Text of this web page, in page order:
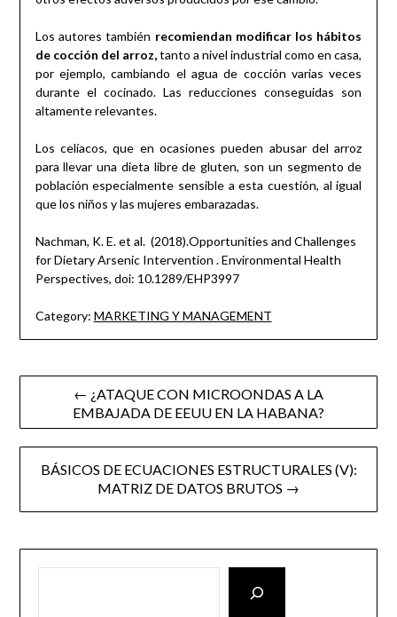
Los autores también recomiendan modificar los hábitos
de cocción del arroz,tanto a nivel industrial como en casa,
por ejemplo, cambiando el agua de cocción varias veces
durante el cocinado. Las reducciones conseguidas son
altamente relevantes.
Los celíacos, que en ocasiones pueden abusar del arroz
para llevar una dieta libre de gluten, son un segmento de
población especialmente sensible a esta cuestión, al igual
que los niños y las mujeres embarazadas.
Nachman, K. E. et al. (2018).Opportunities and Challenges
for Dietary Arsenic Intervention . Environmental Health
Perspectives, doi: 10.1289/EHP3997
Category: MARKETING Y MANAGEMENT
Post
navigation
← ¿ATAQUE CON MICROONDAS A LA
EMBAJADA DE EEUU EN LA HABANA?
BÁSICOS DE ECUACIONES ESTRUCTURALES (V):
MATRIZ DE DATOS BRUTOS →